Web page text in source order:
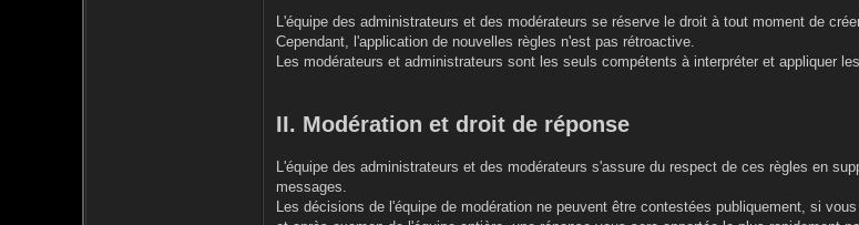
L'équipe des administrateurs et des modérateurs se réserve le droit à tout moment de
Cependant, l'application de nouvelles règles n'est pas rétroactive.
Les modérateurs et administrateurs sont les seuls compétents à interpréter et appliquer
II. Modération et droit de réponse
L'équipe des administrateurs et des modérateurs s'assure du respect de ces règles en
messages.
Les décisions de l'équipe de modération ne peuvent être contestées publiquement, si